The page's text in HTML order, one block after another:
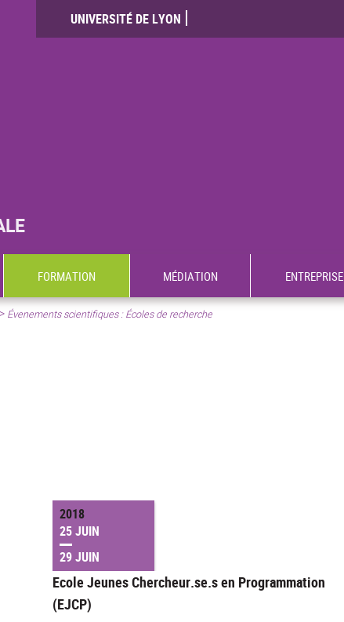
UNIVERSITÉ DE LYON
FORMATION MÉDIATION ENTREPRISE
> Évenements scientifiques : Écoles de recherche
2018
25 JUIN
29 JUIN
Ecole Jeunes Chercheur.se.s en Programmation
(EJCP)